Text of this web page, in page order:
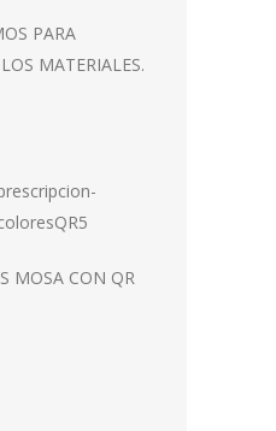
PARA
MATERIALES.
MOSA CON QR